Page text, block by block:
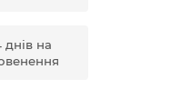
днів на